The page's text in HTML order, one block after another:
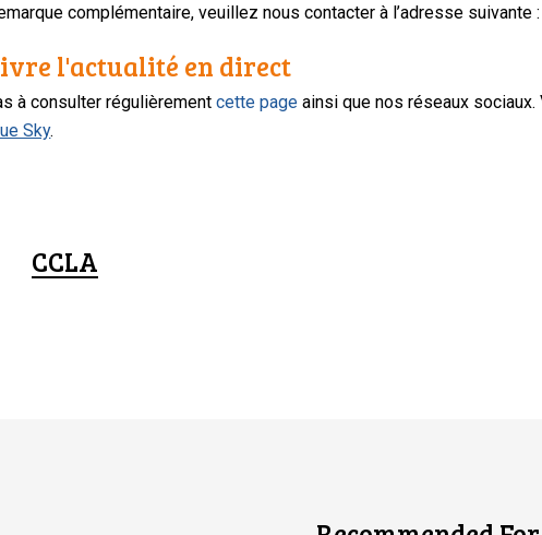
complémentaire, veuillez nous contacter à l’adresse suivante
l'actualité en direct
à consulter régulièrementcette page ainsi que nos réseaux
Sky.
CCLA